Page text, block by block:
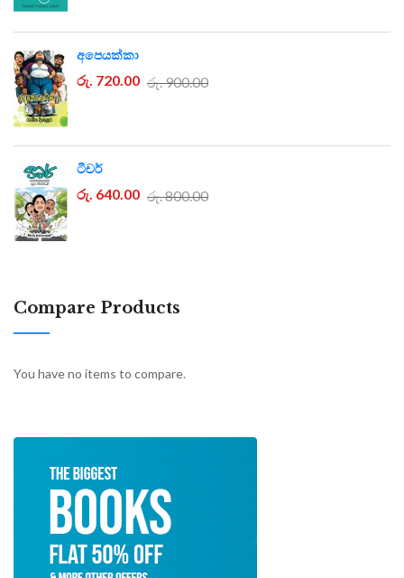
අපෙයක්කා
රු. 720.00 රු. 900.00
ටීචර්
රු. 640.00 රු. 800.00
Compare Products
You have no items to compare.